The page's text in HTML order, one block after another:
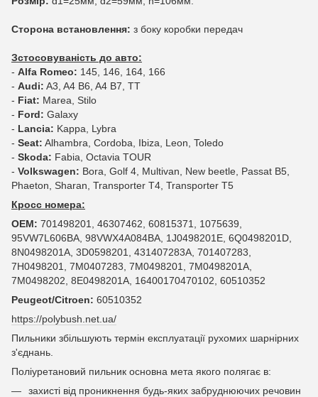
Сторона встановлення: з боку коробки передач
Зстосовуваність до авто:
- Alfa Romeo: 145, 146, 164, 166
- Audi: A3, A4 B6, A4 B7, TT
- Fiat: Marea, Stilo
- Ford: Galaxy
- Lancia: Kappa, Lybra
- Seat: Alhambra, Cordoba, Ibiza, Leon, Toledo
- Skoda: Fabia, Octavia TOUR
- Volkswagen: Bora, Golf 4, Multivan, New beetle, Passat B5,
Phaeton, Sharan, Transporter T4, Transporter T5
Кросс номера:
OEM: 701498201, 46307462, 60815371, 1075639,
95VW7L606BA, 98VWX4A084BA, 1J0498201E, 6Q0498201D,
8N0498201A, 3D0598201, 431407283A, 701407283,
7H0498201, 7M0407283, 7M0498201, 7M0498201A,
7M0498202, 8E0498201A, 16400170470102, 60510352
Peugeot/Citroen: 60510352
https://polybush.net.ua/
Пильники збільшують термін експлуатації рухомих шарнірних
з'єднань.
Поліуретановий пильник основна мета якого полягає в:
захисті від проникнення будь-яких забруднюючих речовин